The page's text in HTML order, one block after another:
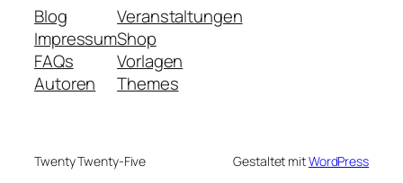
Blog
Impressum
FAQs
Autoren
Veranstaltungen
Shop
Vorlagen
Themes
Twenty Twenty-Five Gestaltet mitWordPress